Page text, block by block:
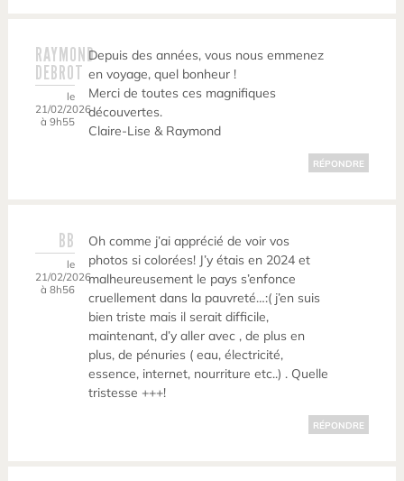
RAYMOND
DEBROT
le
21/02/2026
à 9h55
Depuis des années, vous nous emmenez
en voyage, quel bonheur !
Merci de toutes ces magnifiques
découvertes.
Claire-Lise & Raymond
RÉPONDRE
BB
le
21/02/2026
à 8h56
Oh comme j’ai apprécié de voir vos
photos si colorées! J’y étais en 2024 et
malheureusement le pays s’enfonce
cruellement dans la pauvreté…:( j’en suis
bien triste mais il serait difficile,
maintenant, d’y aller avec , de plus en
plus, de pénuries ( eau, électricité,
essence, internet, nourriture etc..) . Quelle
tristesse +++!
RÉPONDRE